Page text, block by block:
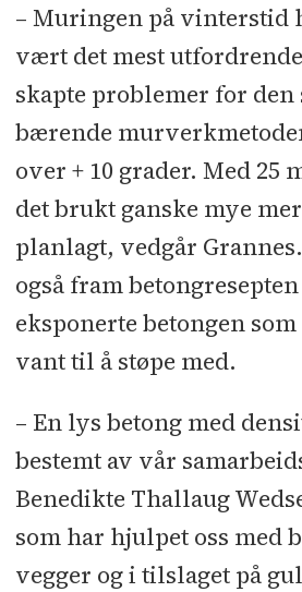
– Muringen på vinterstid
vært det mest
skapte problemer for den
bærende
over + 10 grader. Med 25
det brukt ganske mye
planlagt, vedgår
også fram
eksponerte betongen
vant til å støpe med.
– En lys betong med
bestemt av vår
Benedikte Thallaug
som har hjulpet oss med
vegger og i tilslaget på